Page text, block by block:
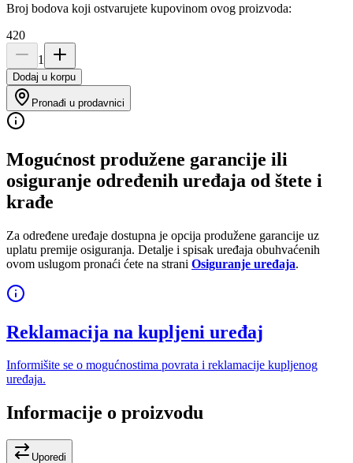
Broj bodova koji ostvarujete kupovinom ovog proizvoda:
420
1
Dodaj u korpu
Pronađi u prodavnici
Mogućnost produžene garancije ili
osiguranje određenih uređaja od štete i
krađe
Za određene uređaje dostupna je opcija produžene garancije uz
uplatu premije osiguranja. Detalje i spisak uređaja obuhvaćenih
ovom uslugom pronaći ćete na strani Osiguranje uređaja.
Reklamacija na kupljeni uređaj
Informišite se o mogućnostima povrata i reklamacije kupljenog
uređaja.
Informacije o proizvodu
Uporedi